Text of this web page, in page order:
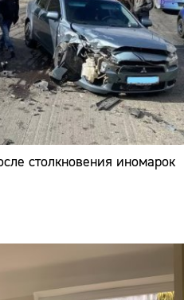
столкновения иномарок